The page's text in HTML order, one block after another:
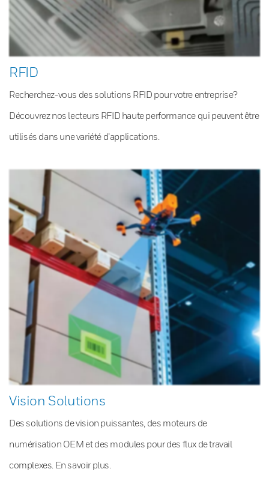
RFID
Recherchez-vous des solutions RFID pour votre entreprise?
Découvrez nos lecteurs RFID haute performance qui peuvent être
utilisés dans une variété d’applications.
Vision Solutions
Des solutions de vision puissantes, des moteurs de
numérisation OEM et des modules pour des flux de travail
complexes. En savoir plus.